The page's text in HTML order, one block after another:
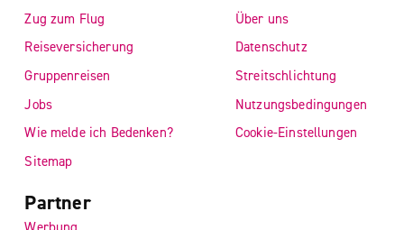
Zug zum Flug
Reiseversicherung
Gruppenreisen
Jobs
Wie melde ich Bedenken?
Sitemap
Über uns
Datenschutz
Streitschlichtung
Nutzungsbedingungen
Cookie-Einstellungen
Partner